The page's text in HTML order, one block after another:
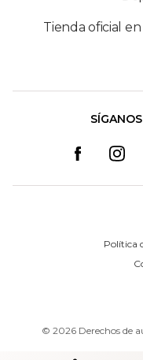
Tienda oficial
Política
© 2026 Derechos de